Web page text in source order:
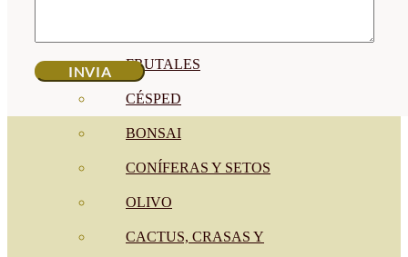
FRUTALES
CÉSPED
BONSAI
CONÍFERAS Y SETOS
OLIVO
CACTUS, CRASAS Y